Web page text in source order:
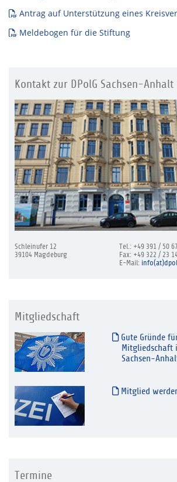
Antrag auf Unterstützung eines
Meldebogen für die Stiftung
Kontakt zur DPolG Sachsen-Anhalt
Schleinufer 12
39104 Magdeburg
Tel.: +49 391 / 50
Fax: +49 322 / 23
E-Mail:
Mitgliedschaft
Gute Gründe
Mitgliedschaft
Sachsen-
Mitglied
Termine